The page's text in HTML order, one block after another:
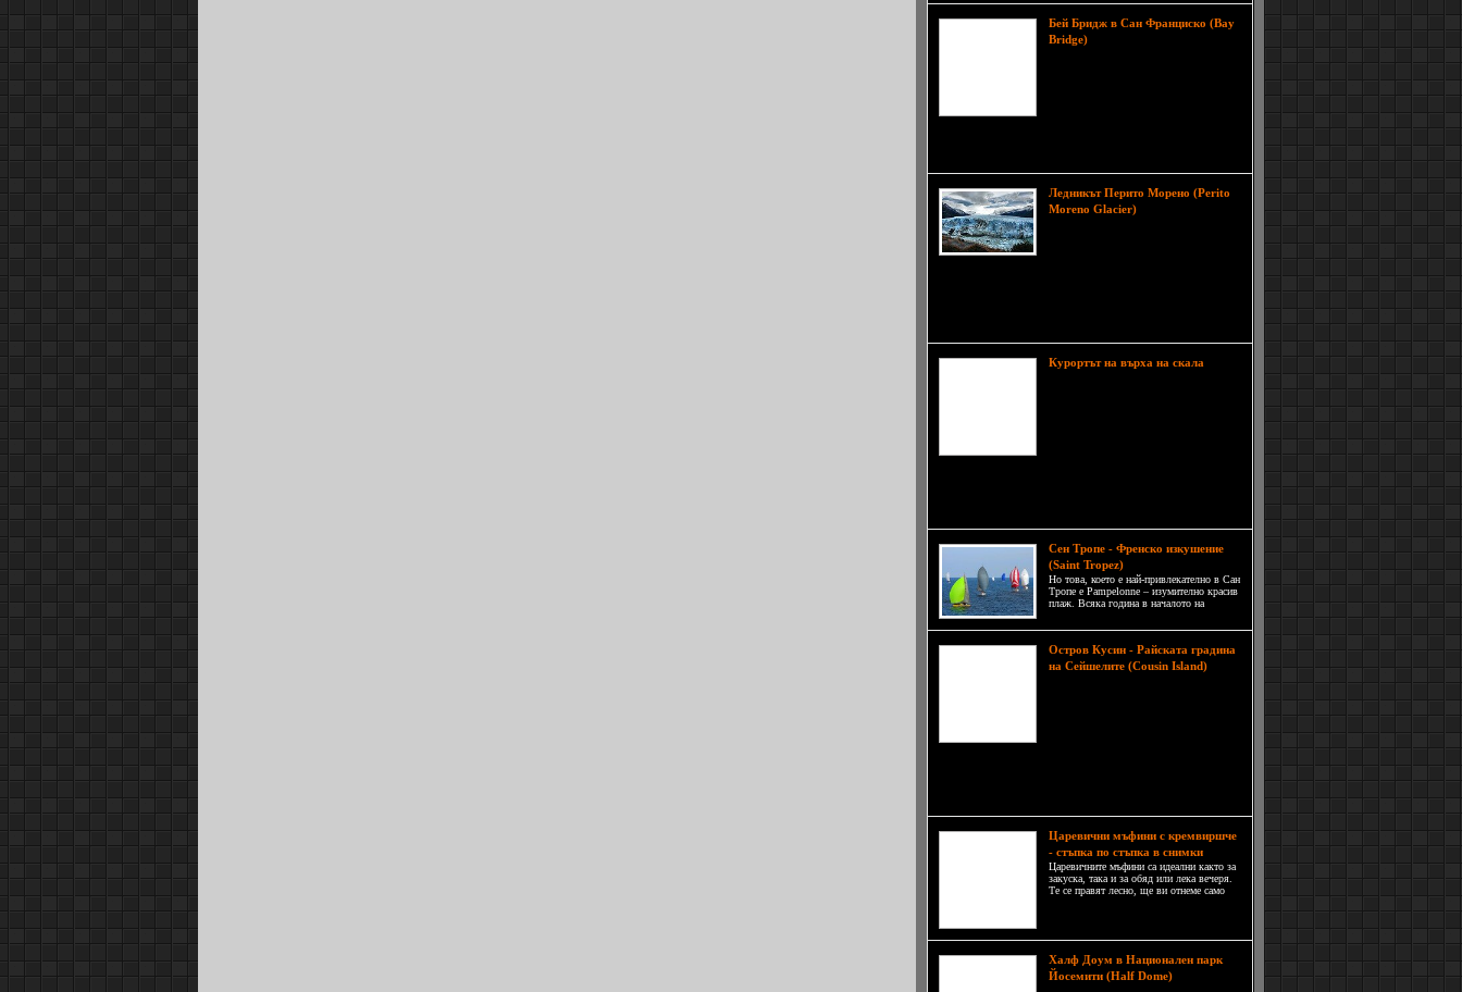
Бей Бридж в Сан Франциско (Bay
Bridge)Мостът Бей Бридж (Bay
Ледникът Перито Морено (Perito
Moreno Glacier)Синия лед на
Курортът на върха на скала
Сен Тропе - Френско изкушение
(Saint Tropez)
Но това, което е най-привлекателно в Сан
Тропе е Pampelonne – изумително красив
плаж. Всяка година в началото на
Остров Кусин - Райската градина
на Сейшелите (Cousin Island)
Царевични мъфини с кремвиршче
- стъпка по стъпка в снимки
Царевичните мъфини са идеални както за
закуска, така и за обяд или лека вечеря.
Те се правят лесно, ще ви отнеме само
похапвате.
Халф Доум в Национален парк
Йосемити (Half Dome)Една от